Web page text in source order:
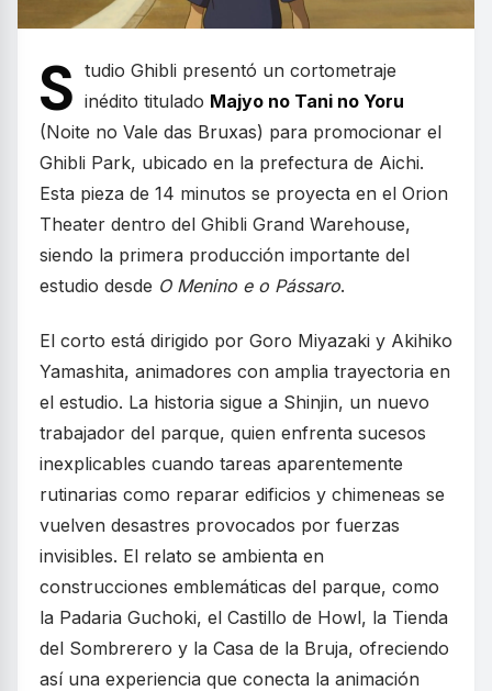
S tudio Ghibli presentó un cortometraje
inédito titulado Majyo no Tani no Yoru
(Noite no Vale das Bruxas) para promocionar el
Ghibli Park, ubicado en la prefectura de Aichi.
Esta pieza de 14 minutos se proyecta en el Orion
Theater dentro del Ghibli Grand Warehouse,
siendo la primera producción importante del
estudio desde O Menino e o Pássaro.
El corto está dirigido por Goro Miyazaki y Akihiko
Yamashita, animadores con amplia trayectoria en
el estudio. La historia sigue a Shinjin, un nuevo
trabajador del parque, quien enfrenta sucesos
inexplicables cuando tareas aparentemente
rutinarias como reparar edificios y chimeneas se
vuelven desastres provocados por fuerzas
invisibles. El relato se ambienta en
construcciones emblemáticas del parque, como
la Padaria Guchoki, el Castillo de Howl, la Tienda
del Sombrerero y la Casa de la Bruja, ofreciendo
así una experiencia que conecta la animación